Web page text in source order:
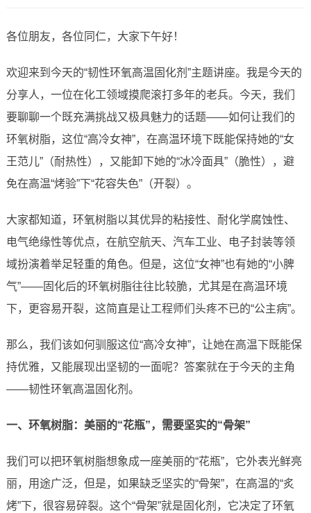
各位朋友，各位同仁，大家下午好！
欢迎来到今天的“韧性环氧高温固化剂”主题讲座。我是今天的
分享人，一位在化工领域摸爬滚打多年的老兵。今天，我们
要聊聊一个既充满挑战又极具魅力的话题——如何让我们的
环氧树脂，这位“高冷女神”，在高温环境下既能保持她的“女
王范儿”（耐热性），又能卸下她的“冰冷面具”（脆性），避
免在高温“烤验”下“花容失色”（开裂）。
大家都知道，环氧树脂以其优异的粘接性、耐化学腐蚀性、
电气绝缘性等优点，在航空航天、汽车工业、电子封装等领
域扮演着举足轻重的角色。但是，这位“女神”也有她的“小脾
气”——固化后的环氧树脂往往比较脆，尤其是在高温环境
下，更容易开裂，这简直是让工程师们头疼不已的“公主病”。
那么，我们该如何驯服这位“高冷女神”，让她在高温下既能保
持优雅，又能展现出坚韧的一面呢？答案就在于今天的主角
——韧性环氧高温固化剂。
一、环氧树脂：美丽的“花瓶”，需要坚实的“骨架”
我们可以把环氧树脂想象成一座美丽的“花瓶”，它外表光鲜亮
丽，用途广泛，但是，如果缺乏坚实的“骨架”，在高温的“炙
烤”下，很容易碎裂。这个“骨架”就是固化剂，它决定了环氧